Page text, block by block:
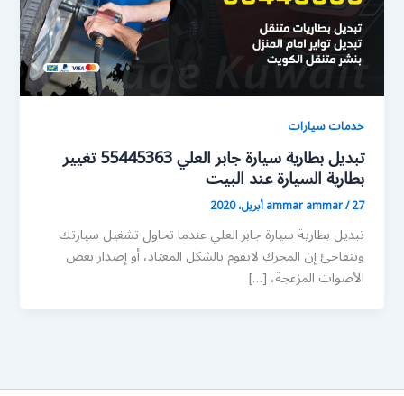
خدمات سيارات
تبديل بطارية سيارة جابر العلي 55445363 تغيير
بطارية السيارة عند البيت
ammar ammar/27 أبريل، 2020
تبديل بطارية سيارة جابر العلي عندما تحاول تشغيل سيارتك
وتتفاجئ إن المحرك لايقوم بالشكل المعتاد، أو إصدار بعض
الأصوات المزعجة، […]